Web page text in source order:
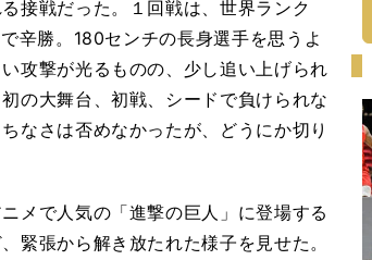
接戦だった。１回戦は、世界ランク
辛勝。180センチの長身選手を思うよ
攻撃が光るものの、少し追い上げられ
の大舞台、初戦、シードで負けられな
なさは否めなかったが、どうにか切り
メで人気の「進撃の巨人」に登場する
緊張から解き放たれた様子を見せた。